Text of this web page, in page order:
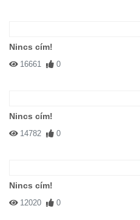
Nincs cím!
16661 0
Nincs cím!
14782 0
Nincs cím!
12020 0